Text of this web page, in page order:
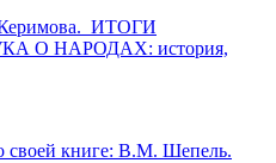
ИТОГИ
О НАРОДАХ: история,
своей книге: В.М. Шепель.